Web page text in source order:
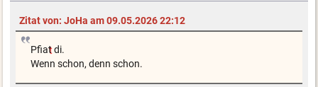
Zitat von: JoHa am 09.05.2026 22:12
Pfiatdi.
Wenn schon, denn schon.